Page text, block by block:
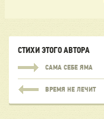
СТИХИ ЭТОГО АВТОРА
САМА СЕБЕ ЯМА
ВРЕМЯ НЕ ЛЕЧИТ